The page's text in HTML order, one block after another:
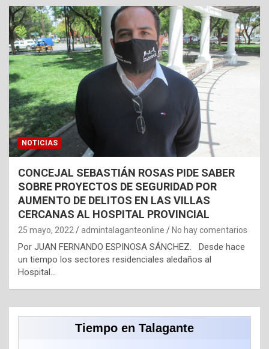
NOTICIAS
CONCEJAL SEBASTIÁN ROSAS PIDE SABER
SOBRE PROYECTOS DE SEGURIDAD POR
AUMENTO DE DELITOS EN LAS VILLAS
CERCANAS AL HOSPITAL PROVINCIAL
25 mayo, 2022 admintalaganteonline No hay comentarios
Por JUAN FERNANDO ESPINOSA SÁNCHEZ. Desde hace
un tiempo los sectores residenciales aledaños al
Hospital…
Tiempo en Talagante